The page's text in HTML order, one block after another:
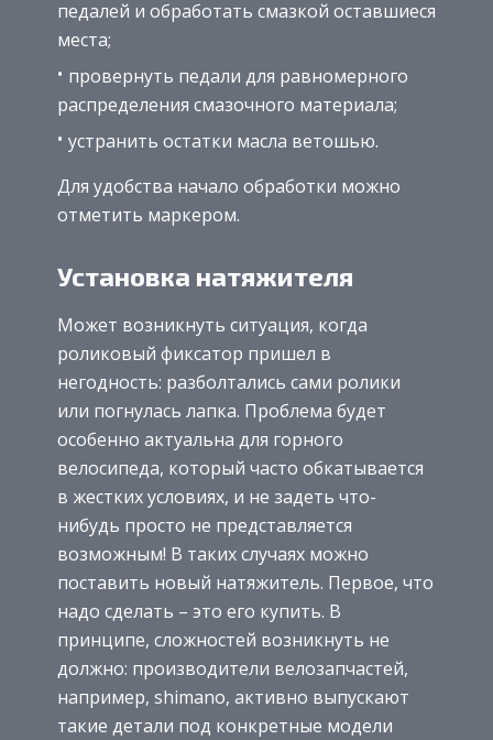
педалей и обработать смазкой оставшиеся
места;
провернуть педали для равномерного
распределения смазочного материала;
устранить остатки масла ветошью.
Для удобства начало обработки можно
отметить маркером.
Установка натяжителя
Может возникнуть ситуация, когда
роликовый фиксатор пришел в
негодность: разболтались сами ролики
или погнулась лапка. Проблема будет
особенно актуальна для горного
велосипеда, который часто обкатывается
в жестких условиях, и не задеть что-
нибудь просто не представляется
возможным! В таких случаях можно
поставить новый натяжитель. Первое, что
надо сделать – это его купить. В
принципе, сложностей возникнуть не
должно: производители велозапчастей,
например, shimano, активно выпускают
такие детали под конкретные модели